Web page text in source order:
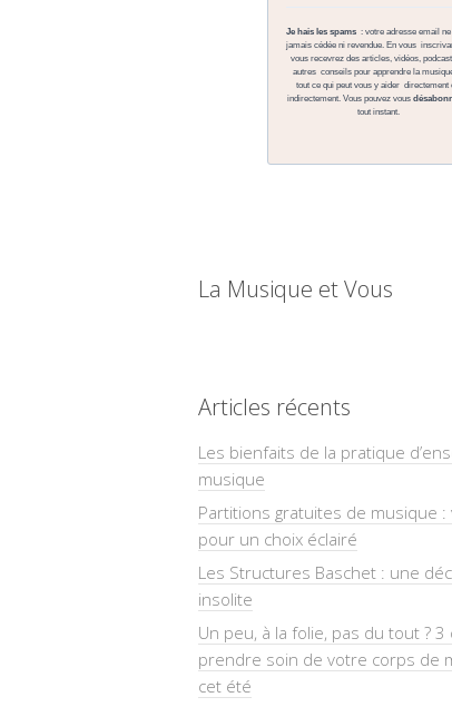
La Musique et Vous
Articles récents
Les bienfaits de la pratique
musique
Partitions gratuites de musique :
pour un choix éclairé
Les Structures Baschet : une
insolite
Un peu, à la folie, pas du tout ?
prendre soin de votre corps de
cet été